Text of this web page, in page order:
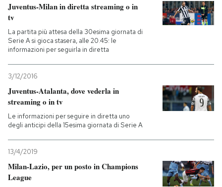
Juventus-Milan in diretta streaming o in
tv
La partita più attesa della 30esima giornata di
Serie A si gioca stasera, alle 20.45: le
informazioni per seguirla in diretta
3/12/2016
Juventus-Atalanta, dove vederla in
streaming o in tv
Le informazioni per seguire in diretta uno
degli anticipi della 15esima giornata di Serie A
13/4/2019
Milan-Lazio, per un posto in Champions
League